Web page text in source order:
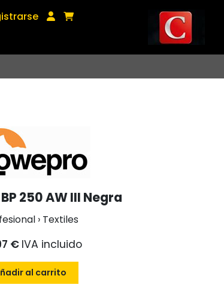
250 AW III Negra
› Textiles
€ IVA incluido
al carrito